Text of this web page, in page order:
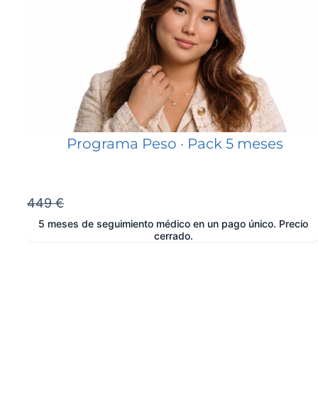
Programa Peso · Pack 5 meses
449 €
5 meses de seguimiento médico en un pago único. Precio
cerrado.